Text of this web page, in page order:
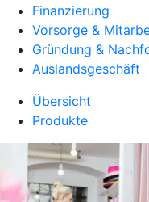
Finanzierung
Vorsorge &
Gründung &
Auslandsgeschäft
Übersicht
Produkte